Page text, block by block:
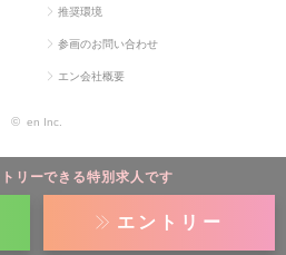
リーできる特別求人です
エントリー
推奨環境
参画のお問い合わせ
エン会社概要
© en Inc.